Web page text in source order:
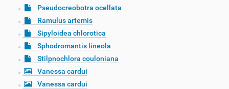
Pseudocreobotra ocellata
Ramulus artemis
Sipyloidea chlorotica
Sphodromantis lineola
Stilpnochlora couloniana
Vanessa cardui
Vanessa cardui